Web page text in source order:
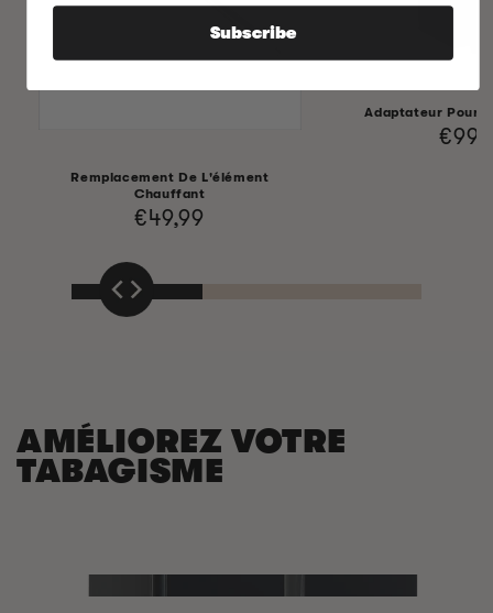
Remplacement De L'élément
Chauffant
Prix
€49,99
Adaptateur Pour
Prix
AMÉLIOREZ VOTRE
TABAGISME
Subscribe